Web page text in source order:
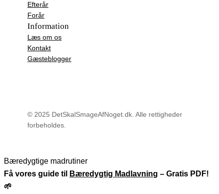
Efterår
Forår
Information
Læs om os
Kontakt
Gæsteblogger
© 2025 DetSkalSmageAfNoget.dk. Alle rettigheder
forbeholdes.
Bæredygtige madrutiner
Få vores guide til
Bæredygtig Madlavning – Gratis PDF!
🌱